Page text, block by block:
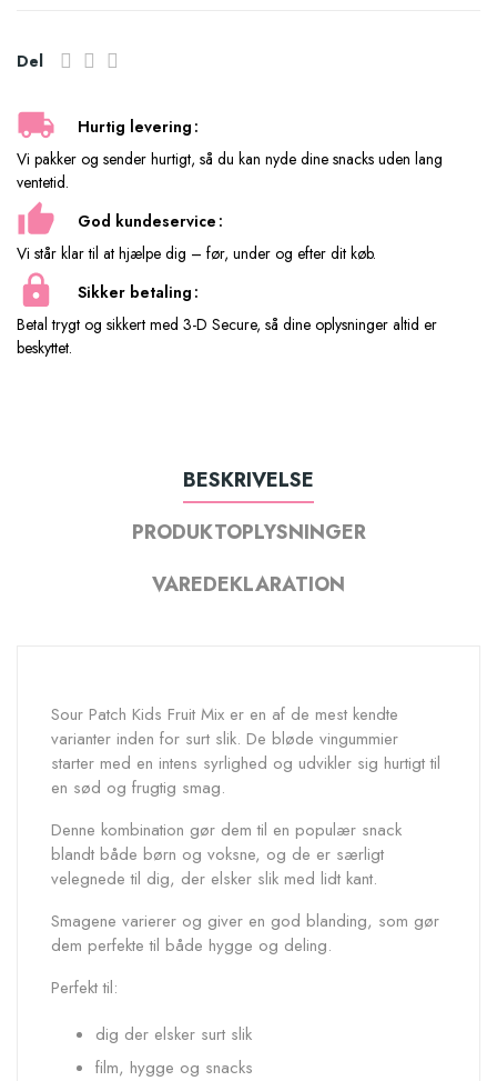
Del
Hurtig levering
Vi pakker og sender hurtigt, så du kan nyde dine snacks uden lang
ventetid.
God kundeservice
Vi står klar til at hjælpe dig – før, under og efter dit køb.
Sikker betaling
Betal trygt og sikkert med 3-D Secure, så dine oplysninger altid er
beskyttet.
BESKRIVELSE
PRODUKTOPLYSNINGER
VAREDEKLARATION
Sour Patch Kids Fruit Mix er en af de mest kendte
varianter inden for surt slik. De bløde vingummier
starter med en intens syrlighed og udvikler sig hurtigt til
en sød og frugtig smag.
Denne kombination gør dem til en populær snack
blandt både børn og voksne, og de er særligt
velegnede til dig, der elsker slik med lidt kant.
Smagene varierer og giver en god blanding, som gør
dem perfekte til både hygge og deling.
Perfekt til:
dig der elsker surt slik
film, hygge og snacks